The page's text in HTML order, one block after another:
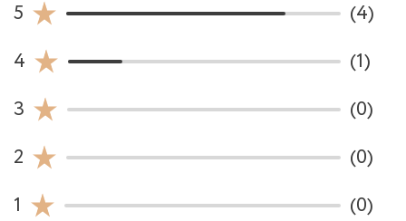
5
(4)
4
(1)
3
(0)
2
(0)
1
(0)